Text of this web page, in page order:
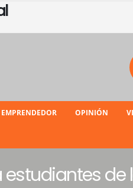
OPINIÓN
de